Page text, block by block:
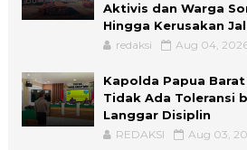
Aktivis dan Warga
Hingga Kerusakan
redaksi Aug 04,
Kapolda Papua
Tidak Ada Toleransi
Langgar Disiplin
REDAKSI Aug 03,